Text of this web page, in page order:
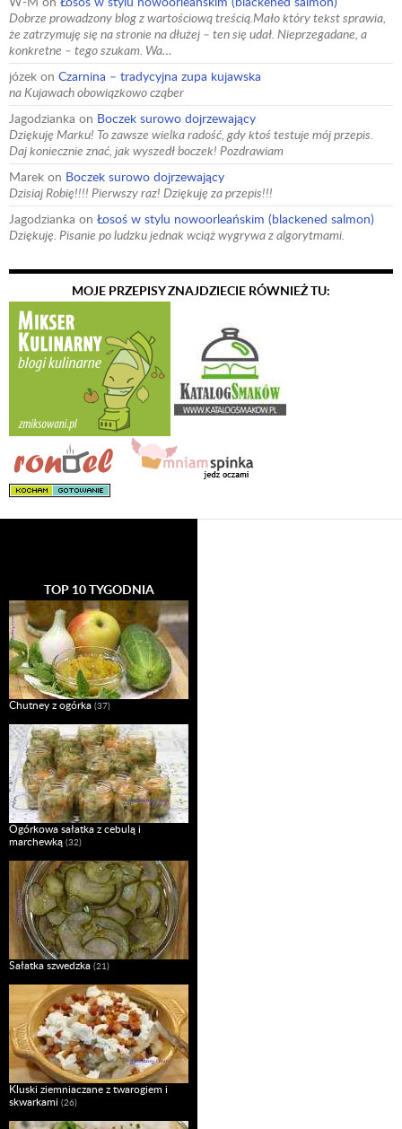
Dobrze prowadzony blog z wartościową treścią.Mało który tekst sprawia,
że zatrzymuję się na stronie na dłużej – ten się udał. Nieprzegadane, a
konkretne – tego szukam. Wa…
józek on Czarnina – tradycyjna zupa kujawska
na Kujawach obowiązkowo cząber
Jagodzianka on Boczek surowo dojrzewający
Dziękuję Marku! To zawsze wielka radość, gdy ktoś testuje mój przepis.
Daj koniecznie znać, jak wyszedł boczek! Pozdrawiam
Marek on Boczek surowo dojrzewający
Dzisiaj Robię!!!! Pierwszy raz! Dziękuję za przepis!!!
Jagodzianka on Łosoś w stylu nowoorleańskim (blackened salmon)
Dziękuję. Pisanie po ludzku jednak wciąż wygrywa z algorytmami.
MOJE PRZEPISY ZNAJDZIECIE RÓWNIEŻ TU:
TOP 10 TYGODNIA
Chutney z ogórka (37)
Ogórkowa sałatka z cebulą i
marchewką (32)
Sałatka szwedzka (21)
Kluski ziemniaczane z twarogiem i
skwarkami (26)